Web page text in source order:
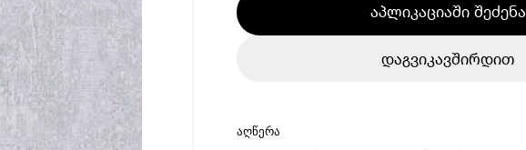
აპლიკაციაში შეძენა
დაგვიკავშირდით
აღწერა